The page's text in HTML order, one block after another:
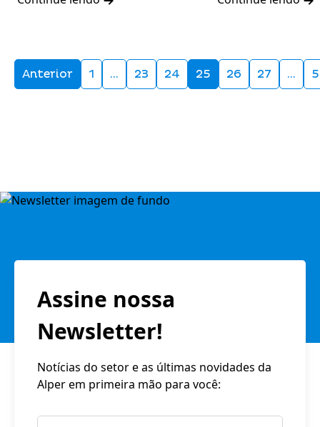
Anterior 1 … 23 24 25 26 27 …
Assine nossa
Newsletter!
Notícias do setor e as últimas novidades da
Alper em primeira mão para você: